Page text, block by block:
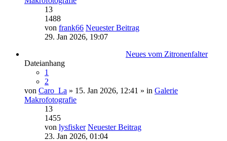
13
1488
von frank66 Neuester Beitrag
29. Jan 2026, 19:07
Neues vom Zitronenfalter
Dateianhang
1
2
von Caro_La » 15. Jan 2026, 12:41 » in Galerie
Makrofotografie
13
1455
von lysfisker Neuester Beitrag
23. Jan 2026, 01:04